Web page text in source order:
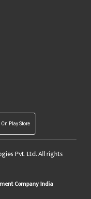
Play Store
Pvt. Ltd. All rights
Company India